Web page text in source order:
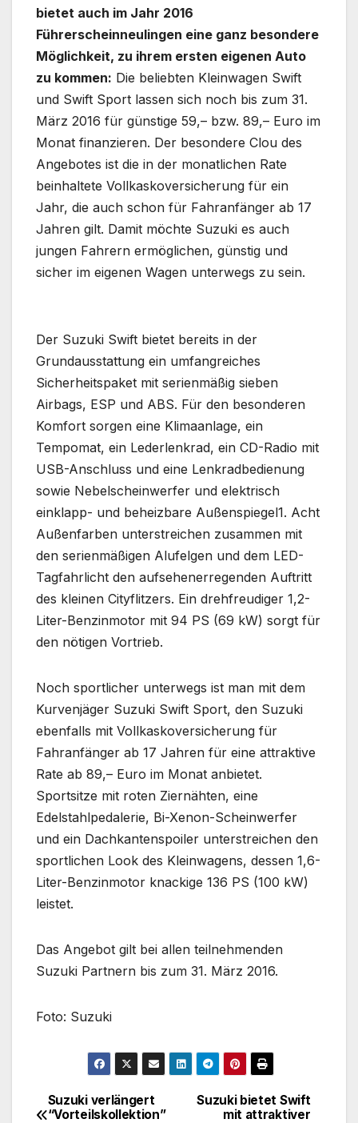
bietet auch im Jahr 2016
Führerscheinneulingen eine ganz besondere
Möglichkeit, zu ihrem ersten eigenen Auto
zu kommen: Die beliebten Kleinwagen Swift
und Swift Sport lassen sich noch bis zum 31.
März 2016 für günstige 59,– bzw. 89,– Euro im
Monat finanzieren. Der besondere Clou des
Angebotes ist die in der monatlichen Rate
beinhaltete Vollkaskoversicherung für ein
Jahr, die auch schon für Fahranfänger ab 17
Jahren gilt. Damit möchte Suzuki es auch
jungen Fahrern ermöglichen, günstig und
sicher im eigenen Wagen unterwegs zu sein.
Der Suzuki Swift bietet bereits in der
Grundausstattung ein umfangreiches
Sicherheitspaket mit serienmäßig sieben
Airbags, ESP und ABS. Für den besonderen
Komfort sorgen eine Klimaanlage, ein
Tempomat, ein Lederlenkrad, ein CD-Radio mit
USB-Anschluss und eine Lenkradbedienung
sowie Nebelscheinwerfer und elektrisch
einklapp- und beheizbare Außenspiegel1. Acht
Außenfarben unterstreichen zusammen mit
den serienmäßigen Alufelgen und dem LED-
Tagfahrlicht den aufsehenerregenden Auftritt
des kleinen Cityflitzers. Ein drehfreudiger 1,2-
Liter-Benzinmotor mit 94 PS (69 kW) sorgt für
den nötigen Vortrieb.
Noch sportlicher unterwegs ist man mit dem
Kurvenjäger Suzuki Swift Sport, den Suzuki
ebenfalls mit Vollkaskoversicherung für
Fahranfänger ab 17 Jahren für eine attraktive
Rate ab 89,– Euro im Monat anbietet.
Sportsitze mit roten Ziernähten, eine
Edelstahlpedalerie, Bi-Xenon-Scheinwerfer
und ein Dachkantenspoiler unterstreichen den
sportlichen Look des Kleinwagens, dessen 1,6-
Liter-Benzinmotor knackige 136 PS (100 kW)
leistet.
Das Angebot gilt bei allen teilnehmenden
Suzuki Partnern bis zum 31. März 2016.
Foto: Suzuki
Beitragsnavigation
Suzuki bietet Swift
mit attraktiver
Suzuki verlängert
“Vorteilskollektion”